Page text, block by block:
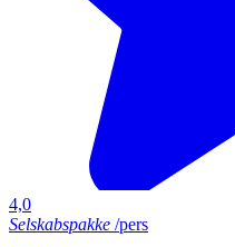
4,0
Selskabspakke /pers